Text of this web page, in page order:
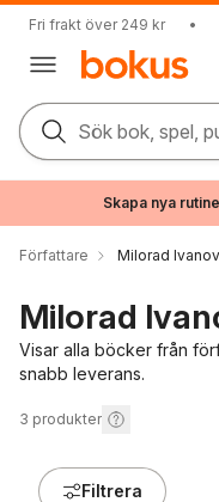
Fri frakt över 249 kr •
Sök bok, spel,
Skapa nya
Författare Milorad
Milorad
Visar alla böcker från
snabb leverans.
3 produkter
Filtrera